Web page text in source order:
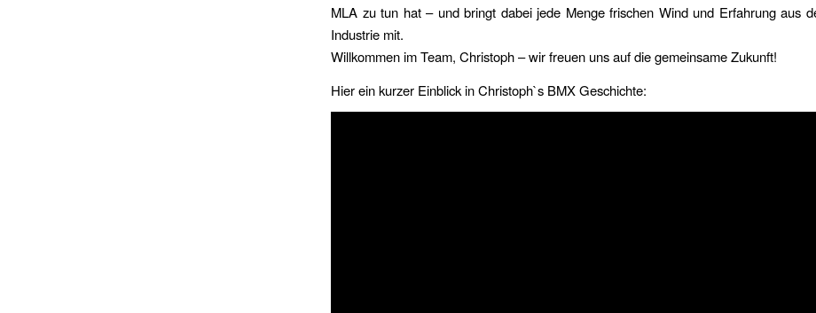
MLA zu tun hat – und bringt dabei jede Menge frischen Wind und Erfahrung aus
Industrie mit.
Willkommen im Team, Christoph – wir freuen uns auf die gemeinsame Zukunft!
Hier ein kurzer Einblick in Christoph`s BMX Geschichte: